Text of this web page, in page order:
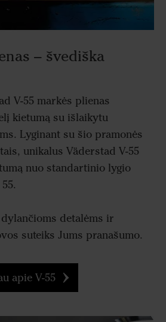
– švediška
V-55 markės plienas
kietumą su išlaikytu
Lyginant su šio pramonės
unikalus Väderstad V-55
nuo standartinio lygio
detalėms ir
suteiks Jums pranašumo.
apie V-55